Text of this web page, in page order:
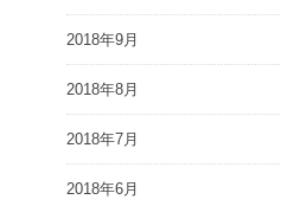
2018年9月
2018年8月
2018年7月
2018年6月